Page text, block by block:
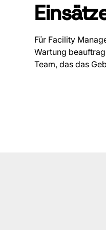
Für Facility
Wartung
Team, das das